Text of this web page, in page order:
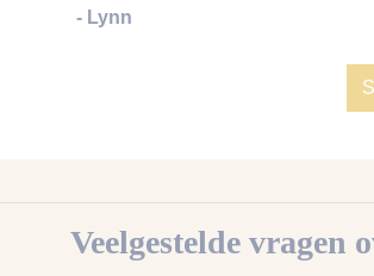
- Lynn
Veelgestelde vragen